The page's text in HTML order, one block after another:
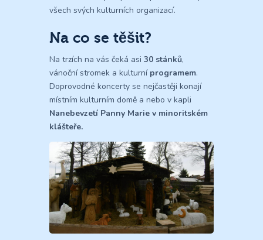
všech svých kulturních organizací.
Na co se těšit?
Na trzích na vás čeká asi 30 stánků,
vánoční stromek a kulturní programem.
Doprovodné koncerty se nejčastěji konají
místním kulturním domě a nebo v kapli
Nanebevzetí Panny Marie v minoritském
klášteře.